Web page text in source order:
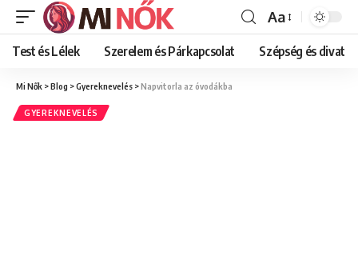
Font
Resizer
Aa
Test és Lélek Szerelem és Párkapcsolat Szépség és divat
Mi Nők >Blog >Gyereknevelés >Napvitorla az óvodákba
GYEREKNEVELÉS